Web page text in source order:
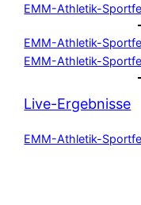
EMM-Athletik-
EMM-Athletik-
EMM-Athletik-
Live-Ergebnisse
EMM-Athletik-